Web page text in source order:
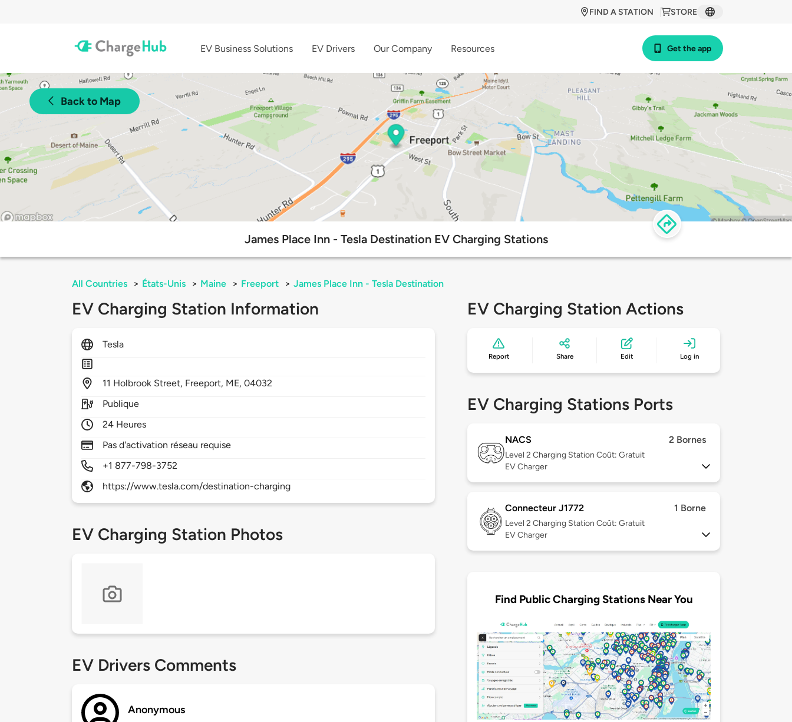
STORE
FIND A STATION
EV Business Solutions EV Drivers Our Company Resources Get the app
Back to Map
James Place Inn - Tesla Destination EV Charging Stations
All Countries > États-Unis > Maine > Freeport > James Place Inn - Tesla Destination
EV Charging Station Information
Tesla
11 Holbrook Street, Freeport, ME,04032
Publique
24 Heures
Pas d'activation réseau requise
+1 877-798-3752
https://www.tesla.com/destination-charging
EV Charging Station Photos
EV Drivers Comments
Anonymous
EV Charging Station Actions
Report Share Edit Log in
EV Charging Stations Ports
NACS 2 Bornes
Level 2 Charging Station Coût: Gratuit
EV Charger
Connecteur J1772 1 Borne
Level 2 Charging Station Coût: Gratuit
EV Charger
Find Public Charging Stations Near You